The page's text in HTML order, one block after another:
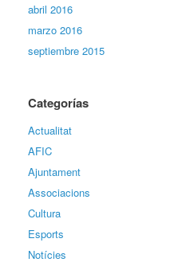
abril 2016
marzo 2016
septiembre 2015
Categorías
Actualitat
AFIC
Ajuntament
Associacions
Cultura
Esports
Notícies